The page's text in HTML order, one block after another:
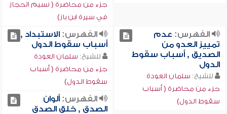
جزء من محاضرة ( نسيم الحجاز
في سيرة ابن باز)
الفهرس: عدم
تمييز العدو من
الصديق , أسباب سقوط
الدول
للشيخ: سلمان العودة
جزء من محاضرة ( أسباب
سقوط الدول)
الفهرس:الاستبداد ,
أسباب سقوط الدول
للشيخ: سلمان العودة
جزء من محاضرة ( أسباب
سقوط الدول)
الفهرس:ألوان
الصدق , خلق الصدق